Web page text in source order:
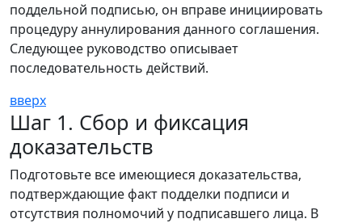
поддельной подписью, он вправе инициировать
процедуру аннулирования данного соглашения.
Следующее руководство описывает
последовательность действий.
вверх
Шаг 1. Сбор и фиксация
доказательств
Подготовьте все имеющиеся доказательства,
подтверждающие факт подделки подписи и
отсутствия полномочий у подписавшего лица. В